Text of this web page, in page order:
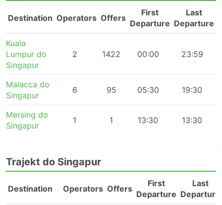
Destination Operators Offers
First
Departure
Last
Departure
Kuala
Lumpur do
Singapur
2 1422 00:00 23:59
Malacca do
Singapur
6 95 05:30 19:30
Mersing do
Singapur
1 1 13:30 13:30
Trajekt do Singapur
Destination Operators Offers
First
Departure
Last
Departure